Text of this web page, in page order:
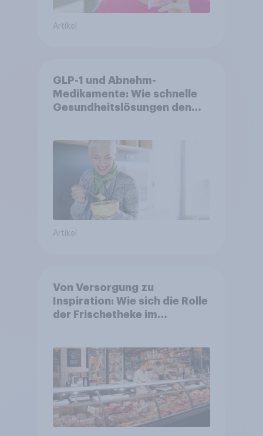
Artikel
GLP-1 und Abnehm-
Medikamente: Wie schnelle
Gesundheitslösungen den
Artikel
Von Versorgung zu
Inspiration: Wie sich die Rolle
der Frischetheke im